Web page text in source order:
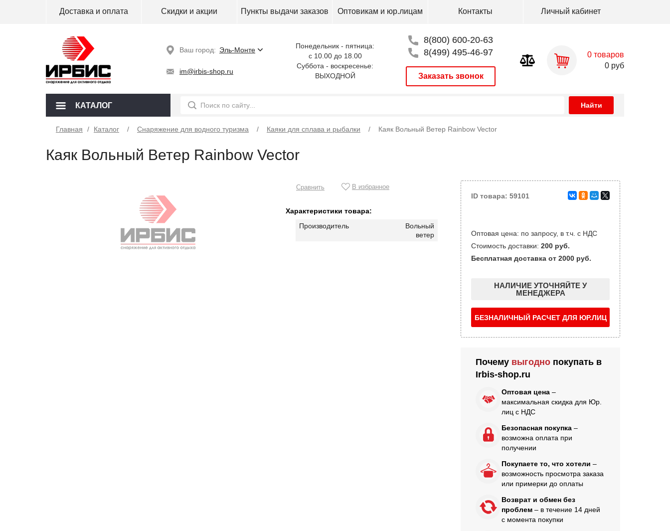
Доставка и оплата Скидки и акции Пункты выдачи заказов Оптовикам и юр.лицам Контакты Личный кабинет
Ваш город: Эль-Монте
im@irbis-shop.ru
Понедельник - пятница:
с 10.00 до 18.00
Суббота - воскресенье:
ВЫХОДНОЙ
8(800) 600-20-63
8(499) 495-46-97
Заказать звонок
0 товаров
0 руб
КАТАЛОГ
Главная / Каталог Снаряжение для водного туризма Каяки для сплава и рыбалки Каяк Вольный Ветер Rainbow Vector
Каяк Вольный Ветер Rainbow Vector
Сравнить В избранное
Характеристики товара:
Производитель
Вольный
ветер
ID товара: 59101
Оптовая цена: по запросу, в т.ч. с НДС
Стоимость доставки: 200 руб.
Бесплатная доставка от 2000 руб.
НАЛИЧИЕ УТОЧНЯЙТЕ У
МЕНЕДЖЕРА
БЕЗНАЛИЧНЫЙ РАСЧЕТ ДЛЯ ЮР.ЛИЦ
Почему выгодно покупать в
Irbis-shop.ru
Оптовая цена –
максимальная скидка для Юр.
лиц с НДС
Безопасная покупка –
возможна оплата при
получении
Покупаете то, что хотели –
возможность просмотра заказа
или примерки до оплаты
Возврат и обмен без
проблем – в течение 14 дней
с момента покупки